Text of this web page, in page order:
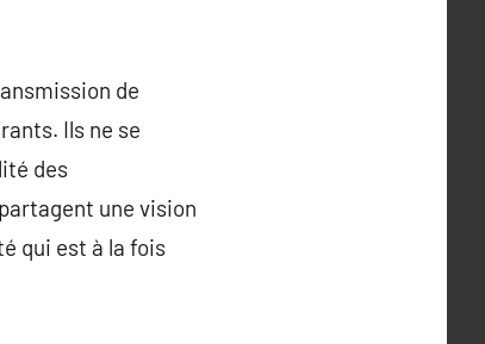
de
Ils ne se
des
une vision
qui est à la fois